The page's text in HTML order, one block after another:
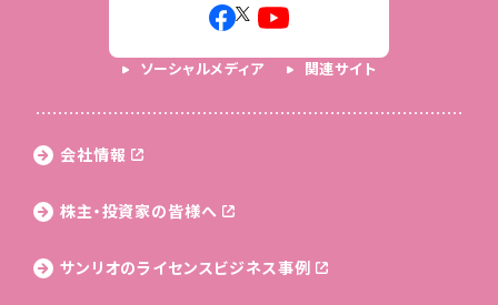
ソーシャルメディア 関連サイト
会社情報
株主・投資家の皆様へ
サンリオのライセンスビジネス事例